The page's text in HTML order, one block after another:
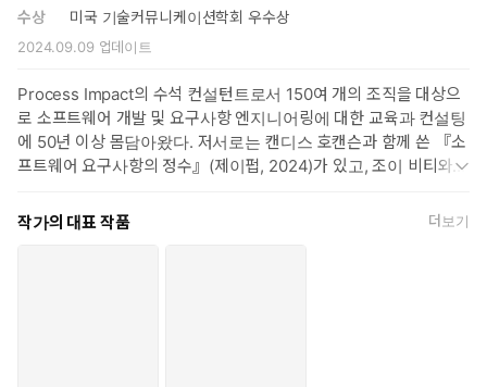
수상
미국 기술커뮤니케이션학회 우수상
2024.09.09 업데이트
Process Impact의 수석 컨설턴트로서 150여 개의 조직을 대상으
로 소프트웨어 개발 및 요구사항 엔지니어링에 대한 교육과 컨설팅
에 50년 이상 몸담아왔다. 저서로는 캔디스 호캔슨과 함께 쓴 『소
프트웨어 요구사항의 정수』(제이펍, 2024)가 있고, 조이 비티와 함
국 기술커뮤니케이션학회로부터 우수상을 수상했다.
작가의 대표 작품 더보기